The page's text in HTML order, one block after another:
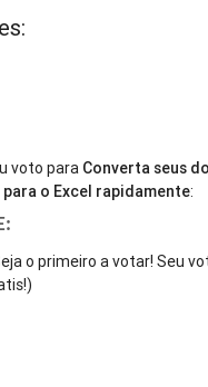
voto para Converta seus
para o Excel rapidamente:
o primeiro a votar! Seu